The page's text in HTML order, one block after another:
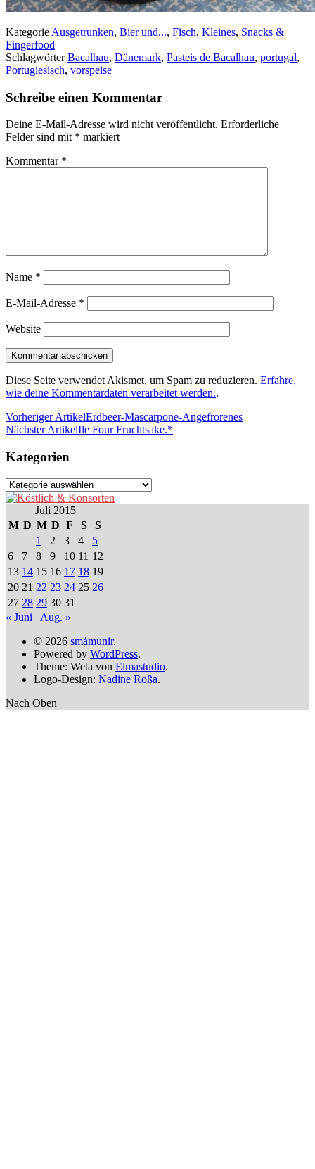
Kategorie Ausgetrunken, Bier und..., Fisch, Kleines, Snacks &
Fingerfood
SchlagwörterBacalhau, Dänemark, Pasteis de Bacalhau, portugal,
Portugiesisch, vorspeise
Schreibe einen Kommentar
Deine E-Mail-Adresse wird nicht veröffentlicht. Erforderliche
Felder sind mit * markiert
Kommentar *
Name *
E-Mail-Adresse *
Website
Diese Seite verwendet Akismet, um Spam zu reduzieren. Erfahre,
wie deine Kommentardaten verarbeitet werden..
Vorheriger ArtikelErdbeer-Mascarpone-Angefrorenes
Nächster ArtikelIle Four Fruchtsake.*
Kategorien
Kategorien
Juli 2015
M D M D F S
S
1
2 3 4
5
6
7 8 9 10 11 12
13 14 15 16 17 18 19
20 21 22 23 24 25 26
27 28 29 30 31
« Juni
Aug. »
© 2026 smámunir.
Powered by WordPress.
Theme: Weta von Elmastudio.
Logo-Design: Nadine Roßa.
Nach Oben